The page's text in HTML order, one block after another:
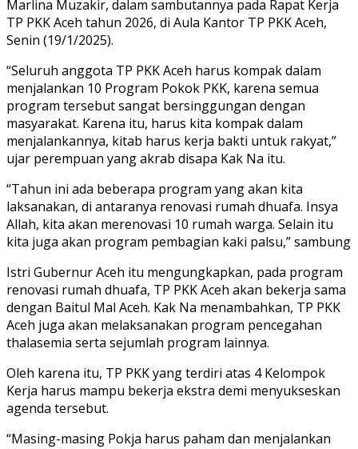
Marlina Muzakir, dalam sambutannya pada Rapat Kerja
TP PKK Aceh tahun 2026, di Aula Kantor TP PKK Aceh,
Senin (19/1/2025).
“Seluruh anggota TP PKK Aceh harus kompak dalam
menjalankan 10 Program Pokok PKK, karena semua
program tersebut sangat bersinggungan dengan
masyarakat. Karena itu, harus kita kompak dalam
menjalankannya, kitab harus kerja bakti untuk rakyat,”
ujar perempuan yang akrab disapa Kak Na itu.
“Tahun ini ada beberapa program yang akan kita
laksanakan, di antaranya renovasi rumah dhuafa. Insya
Allah, kita akan merenovasi 10 rumah warga. Selain itu
kita juga akan program pembagian kaki palsu,” sambung
Istri Gubernur Aceh itu mengungkapkan, pada program
renovasi rumah dhuafa, TP PKK Aceh akan bekerja sama
dengan Baitul Mal Aceh. Kak Na menambahkan, TP PKK
Aceh juga akan melaksanakan program pencegahan
thalasemia serta sejumlah program lainnya.
Oleh karena itu, TP PKK yang terdiri atas 4 Kelompok
Kerja harus mampu bekerja ekstra demi menyukseskan
agenda tersebut.
“Masing-masing Pokja harus paham dan menjalankan